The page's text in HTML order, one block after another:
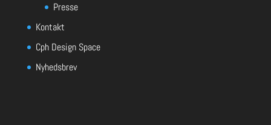
Presse
Kontakt
Cph Design Space
Nyhedsbrev